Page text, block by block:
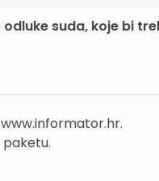
suda, koje bi
paketu.